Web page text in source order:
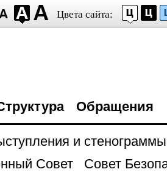
Цвета сайта:
Обращения
и стенограммы
Совет
Совет